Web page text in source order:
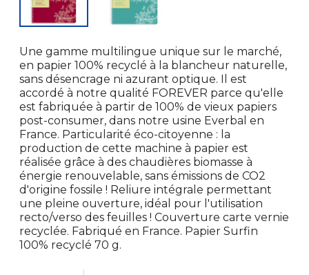
Une gamme multilingue unique sur le marché,
en papier 100% recyclé à la blancheur naturelle,
sans désencrage ni azurant optique. Il est
accordé à notre qualité FOREVER parce qu'elle
est fabriquée à partir de 100% de vieux papiers
post-consumer, dans notre usine Everbal en
France. Particularité éco-citoyenne : la
production de cette machine à papier est
réalisée grâce à des chaudières biomasse à
énergie renouvelable, sans émissions de CO2
d'origine fossile ! Reliure intégrale permettant
une pleine ouverture, idéal pour l'utilisation
recto/verso des feuilles ! Couverture carte vernie
recyclée. Fabriqué en France. Papier Surfin
100% recyclé 70 g.